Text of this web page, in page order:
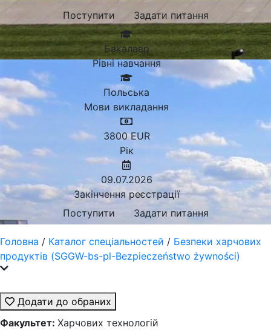
Поступити Задати питання
Бакалавр
Рівні навчання
Польська
Мови викладання
3800 EUR
Рік
09.07.2026
Закінчення реєстрації
Поступити
Задати питання
Головна / Каталог спеціальностей / Безпеки харчових
продуктів (SGGW-bs-pl-Bezpieczeństwo żywności)
Додати до обраних
Факультет: Харчових технологій